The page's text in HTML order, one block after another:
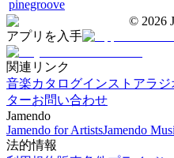
pinegroove
© 2026
アプリを入手
関連リンク
音楽カタログインストアラジ
ターお問い合わせ
Jamendo
Jamendo for ArtistsJamendo
法的情報